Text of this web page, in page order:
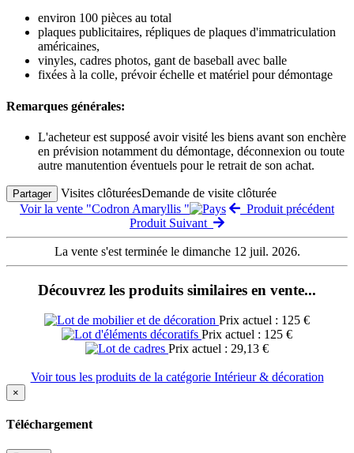
environ 100 pièces au total
plaques publicitaires, répliques de plaques d'immatriculation
américaines,
vinyles, cadres photos, gant de baseball avec balle
fixées à la colle, prévoir échelle et matériel pour démontage
Remarques générales:
L'acheteur est supposé avoir visité les biens avant son enchère
en prévision notamment du démontage, déconnexion ou toute
autre manutention éventuels pour le retrait de son achat.
Partager Visites clôturéesDemande de visite clôturée
Voir la vente "Codron Amaryllis "
Produit précédent
Produit Suivant
La vente s'est terminée le dimanche 12 juil. 2026.
Découvrez les produits similaires en vente...
Prix actuel : 125 €
Prix actuel : 125 €
Prix actuel : 29,13 €
Voir tous les produits de la catégorie Intérieur & décoration
×
Téléchargement